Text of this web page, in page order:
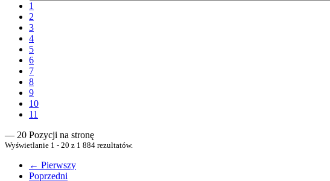
1
2
3
4
5
6
7
8
9
10
11
— 20 Pozycji na stronę
Wyświetlanie 1 - 20 z 1 884 rezultatów.
← Pierwszy
Poprzedni